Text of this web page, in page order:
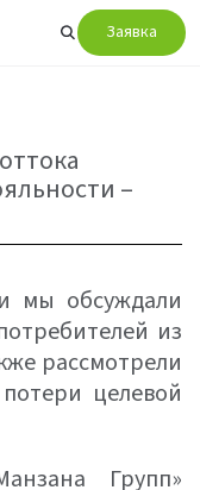
Заявка
–
мы обсуждали
из
рассмотрели
целевой
Групп»